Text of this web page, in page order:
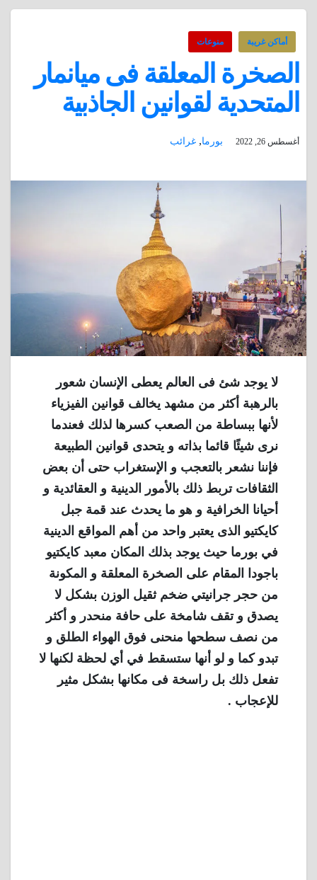
أماكن غريبة منوعات
الصخرة المعلقة فى ميانمار
المتحدية لقوانين الجاذبية
أغسطس 26, 2022 بورما, غرائب
لا يوجد شئ فى العالم يعطى الإنسان شعور
بالرهبة أكثر من مشهد يخالف قوانين الفيزياء
لأنها ببساطة من الصعب كسرها لذلك فعندما
نرى شيئًا قائما بذاته و يتحدى قوانين الطبيعة
فإننا نشعر بالتعجب و الإستغراب حتى أن بعض
الثقافات تربط ذلك بالأمور الدينية و العقائدية و
أحيانا الخرافية و هو ما يحدث عند قمة جبل
كايكتيو الذى يعتبر واحد من أهم المواقع الدينية
في بورما حيث يوجد بذلك المكان معبد كايكتيو
باجودا المقام على الصخرة المعلقة و المكونة
من حجر جرانيتي ضخم ثقيل الوزن بشكل لا
يصدق و تقف شامخة على حافة منحدر و أكثر
من نصف سطحها منحنى فوق الهواء الطلق و
تبدو كما و لو أنها ستسقط في أي لحظة لكنها لا
تفعل ذلك بل راسخة فى مكانها بشكل مثير
للإعجاب .